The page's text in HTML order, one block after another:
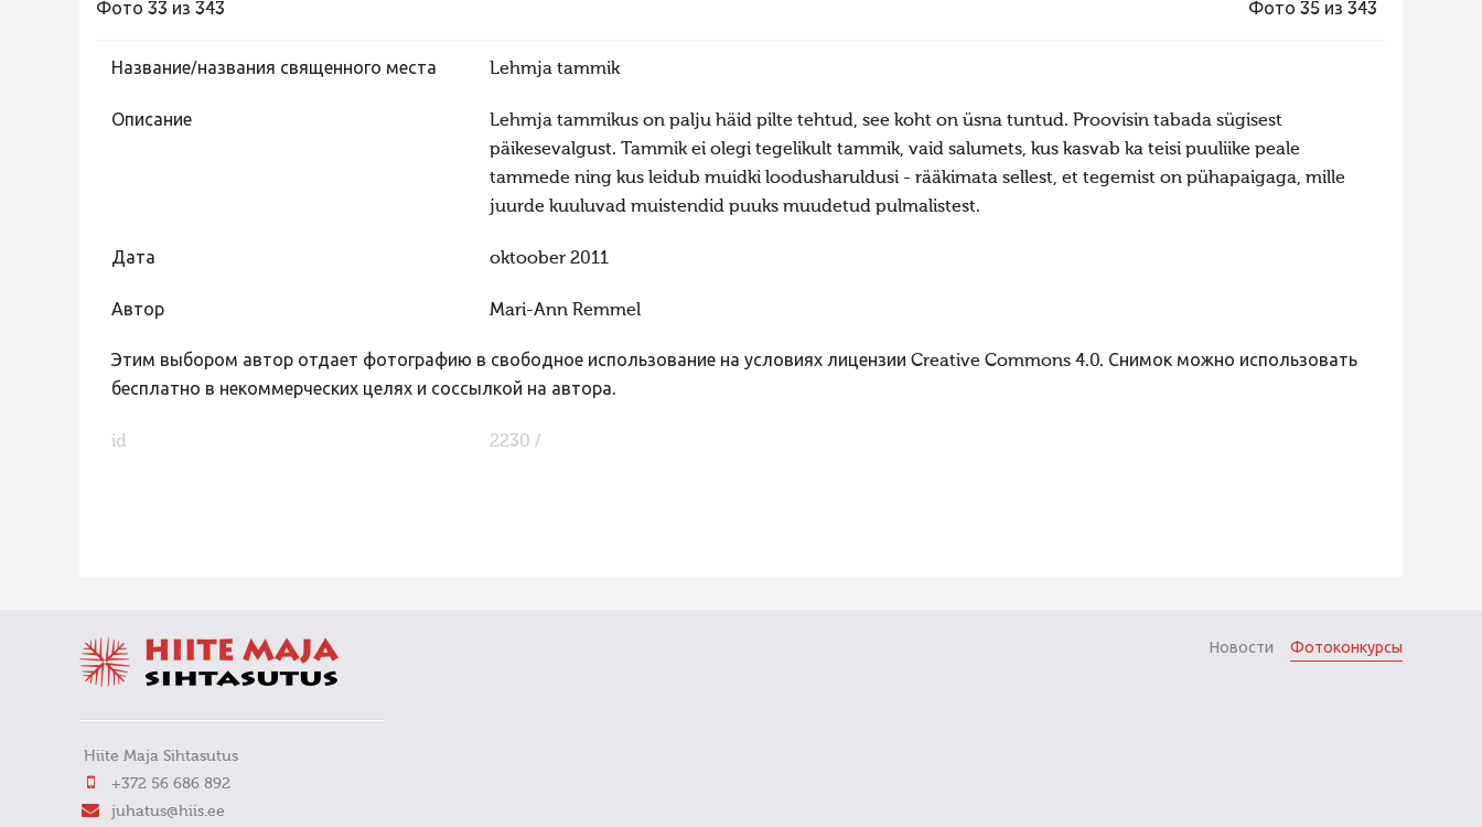
Фото 33 из 343
Фото 35 из 343
Название/названия священного места Lehmja tammik
Описание
Lehmja tammikus on palju häid pilte tehtud, see koht on üsna tuntud. Proovisin tabada sügisest
päikesevalgust. Tammik ei olegi tegelikult tammik, vaid salumets, kus kasvab ka teisi puuliike peale
tammede ning kus leidub muidki loodusharuldusi - rääkimata sellest, et tegemist on pühapaigaga, mille
juurde kuuluvad muistendid puuks muudetud pulmalistest.
Дата oktoober 2011
Автор Mari-Ann Remmel
Этим выбором автор отдает фотографию в свободное использование на условиях лицензии Creative Commons 4.0. Снимок можно использовать
бесплатно в некоммерческих целях и соссылкой на автора.
id 2230 /
Hiite Maja Sihtasutus
+372 56 686 892
juhatus@hiis.ee
Новости Фотоконкурсы